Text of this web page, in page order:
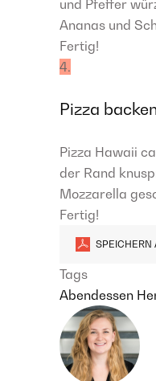
und Pfeffer
Ananas und
Fertig!
4.
Pizza
Pizza Hawaii
der Rand
Mozzarella
Fertig!
SPEICHERN
Tags
Abendessen